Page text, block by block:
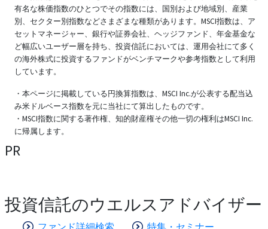
有名な株価指数のひとつでその指数には、国別および地域別、産業
別、セクター別指数などさまざまな種類があります。MSCI指数は、ア
セットマネージャー、銀行や証券会社、ヘッジファンド、年金基金な
ど幅広いユーザー層を持ち、投資信託においては、運用会社にて多く
の海外株式に投資するファンドがベンチマークや参考指数として利用
しています。
・本ページに掲載している円換算指数は、MSCI Inc.が公表する配当込
み米ドルベース指数を元に当社にて算出したものです。
・MSCI指数に関する著作権、知的財産権その他一切の権利はMSCI Inc.
に帰属します。
PR
投資信託のウエルスアドバイザー
ファンド詳細検索
特集・セミナー